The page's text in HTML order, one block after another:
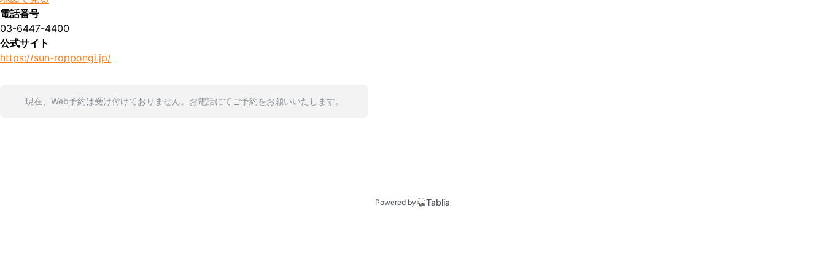
電話番号
03-6447-4400
公式サイト
https://sun-roppongi.jp/
現在、Web予約は受け付けておりません。お電話にてご予約をお願いいたします。
Powered by Tablia